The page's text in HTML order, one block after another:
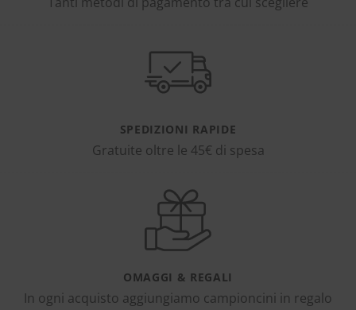
SPEDIZIONI RAPIDE
Gratuite oltre le 45€ di spesa
OMAGGI & REGALI
In ogni acquisto aggiungiamo campioncini in regalo